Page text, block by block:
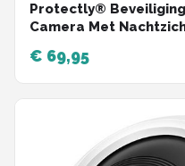
Protectly®
Camera Met
Security camera - 3K
Incl. 64GB SD - Zwart
€ 69,95